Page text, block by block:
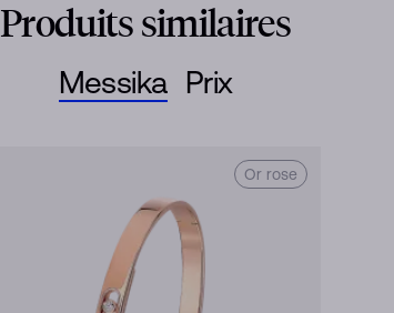
Produits similaires
Messika
Or rose
Prix